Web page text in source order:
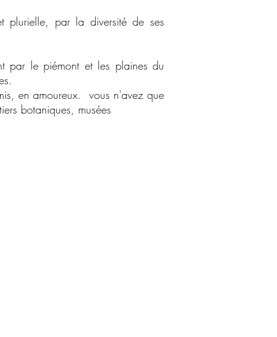
plurielle, par la diversité de ses
par le piémont et les plaines du
en amoureux. vous n'avez que
botaniques, musées